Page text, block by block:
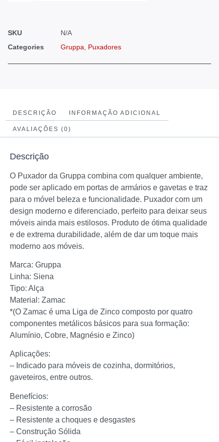
SKU
N/A
Categories
Gruppa Puxadores
DESCRIÇÃO INFORMAÇÃO ADICIONAL
AVALIAÇÕES (0)
Descrição
O Puxador da Gruppa combina com qualquer ambiente,
pode ser aplicado em portas de armários e gavetas e traz
para o móvel beleza e funcionalidade. Puxador com um
design moderno e diferenciado, perfeito para deixar seus
móveis ainda mais estilosos. Produto de ótima qualidade
e de extrema durabilidade, além de dar um toque mais
moderno aos móveis.
Marca: Gruppa
Linha: Siena
Tipo: Alça
Material: Zamac
*(O Zamac é uma Liga de Zinco composto por quatro
componentes metálicos básicos para sua formação:
Alumínio, Cobre, Magnésio e Zinco)
Aplicações:
– Indicado para móveis de cozinha, dormitórios,
gaveteiros, entre outros.
Benefícios:
– Resistente a corrosão
– Resistente a choques e desgastes
– Construção Sólida